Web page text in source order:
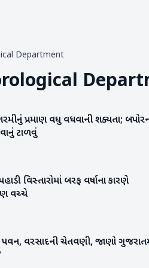
Department
પ્રમાણ વધુ વધવાની શક્યતા;
ટાળવું
વિસ્તારોમાં બરફ વર્ષાના કારણે
વચ્ચે
વરસાદની ચેતવણી, જાણો